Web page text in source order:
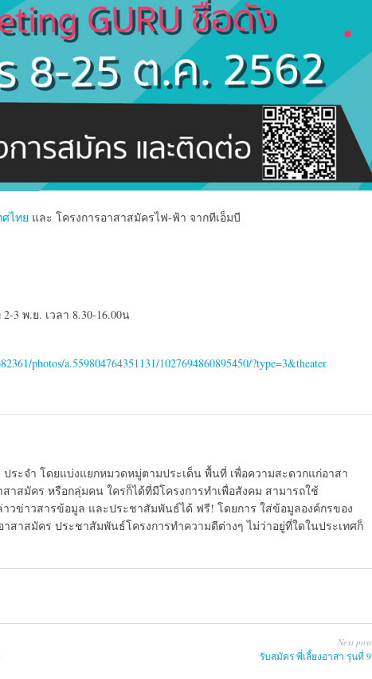
ไทย และ โครงการอาสาสมัครไฟ-ฟ้า จากทีเอ็มบี
3 พ.ย. เวลา 8.30-16.00น
photos/a.559804764351131/1027694860895450/?type=3&theater
ระจำ โดยแบ่งแยกหมวดหมู่ตามประเด็น พื้นที่ เพื่อความสะดวกแก่อาสา
สมัคร หรือกลุ่มคน ใครก็ได้ที่มีโครงการทำเพื่อสังคม สามารถใช้
วข่าวสารข้อมูล และประชาสัมพันธ์ได้ ฟรี! โดยการ ใส่ข้อมูลองค์กรของ
สาสมัคร ประชาสัมพันธ์โครงการทำความดีต่างๆ ไม่ว่าอยู่ที่ใดในประเทศก็
Next post
รับสมัคร พี่เลี้ยงอาสา รุ่นที่ 9